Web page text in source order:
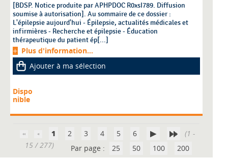
[BDSP. Notice produite par APHPDOC R0xsI789. Diffusion
soumise à autorisation]. Au sommaire de ce dossier :
L'épilepsie aujourd'hui - Épilepsie, actualités médicales et
infirmières - Recherche et épilepsie - Éducation
thérapeutique du patient ép[...]
Plus d'information...
Ajouter à ma sélection
Dispo
nible
1 2 3 4 5 6
15 / 277)
Par page : 25 50 100 200